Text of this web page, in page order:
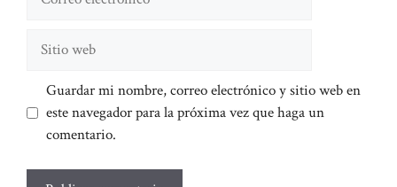
Guardar mi nombre, correo electrónico y sitio web en
este navegador para la próxima vez que haga un
comentario.